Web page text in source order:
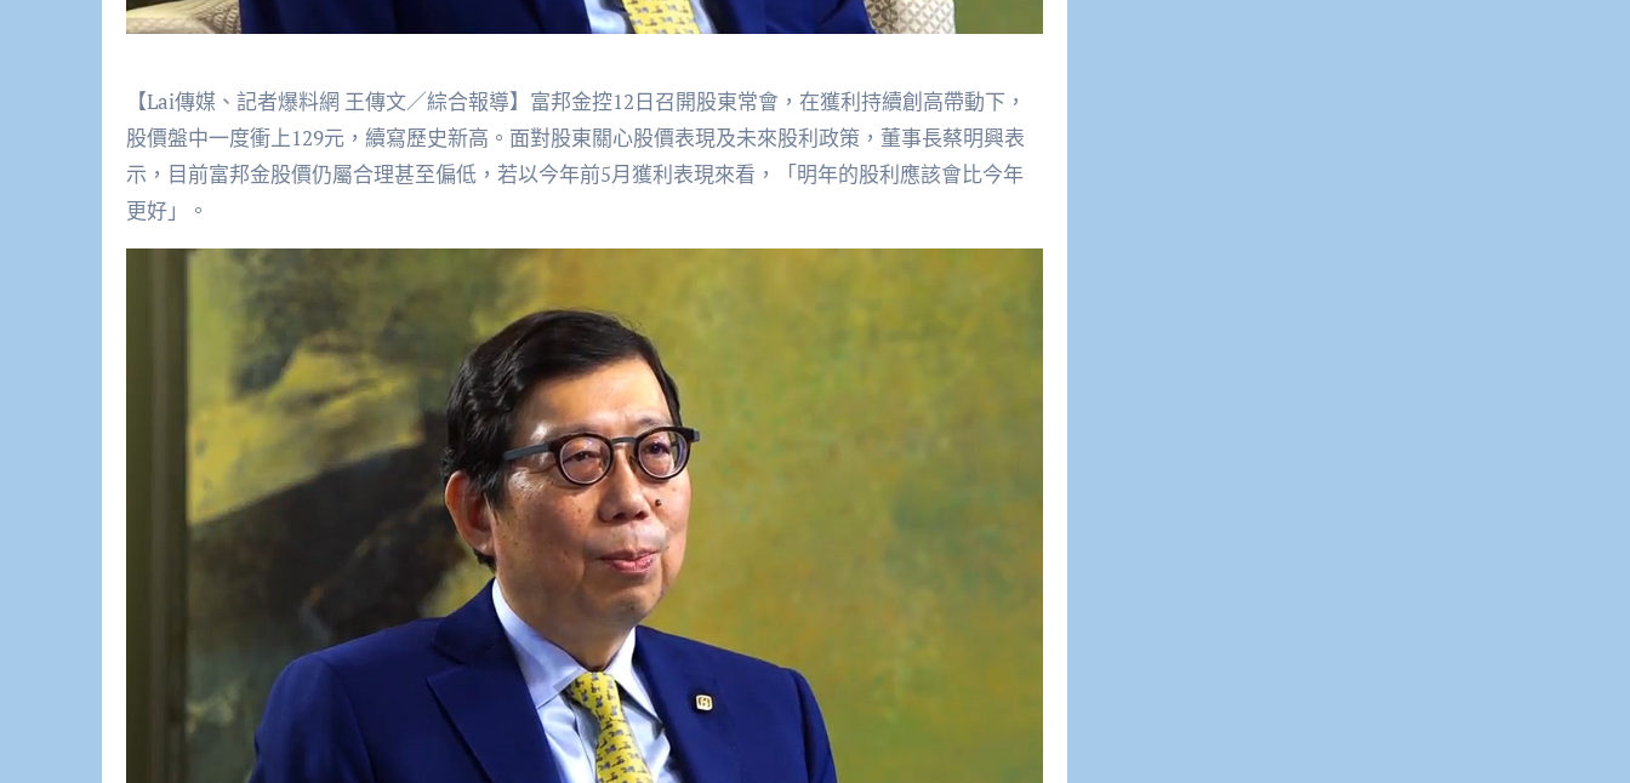
【Lai傳媒、記者爆料網 王傳文／綜合報導】富邦金控12日召開股東常會，在獲利持續創高帶動下，
股價盤中一度衝上129元，續寫歷史新高。面對股東關心股價表現及未來股利政策，董事長蔡明興表
示，目前富邦金股價仍屬合理甚至偏低，若以今年前5月獲利表現來看，「明年的股利應該會比今年
更好」。